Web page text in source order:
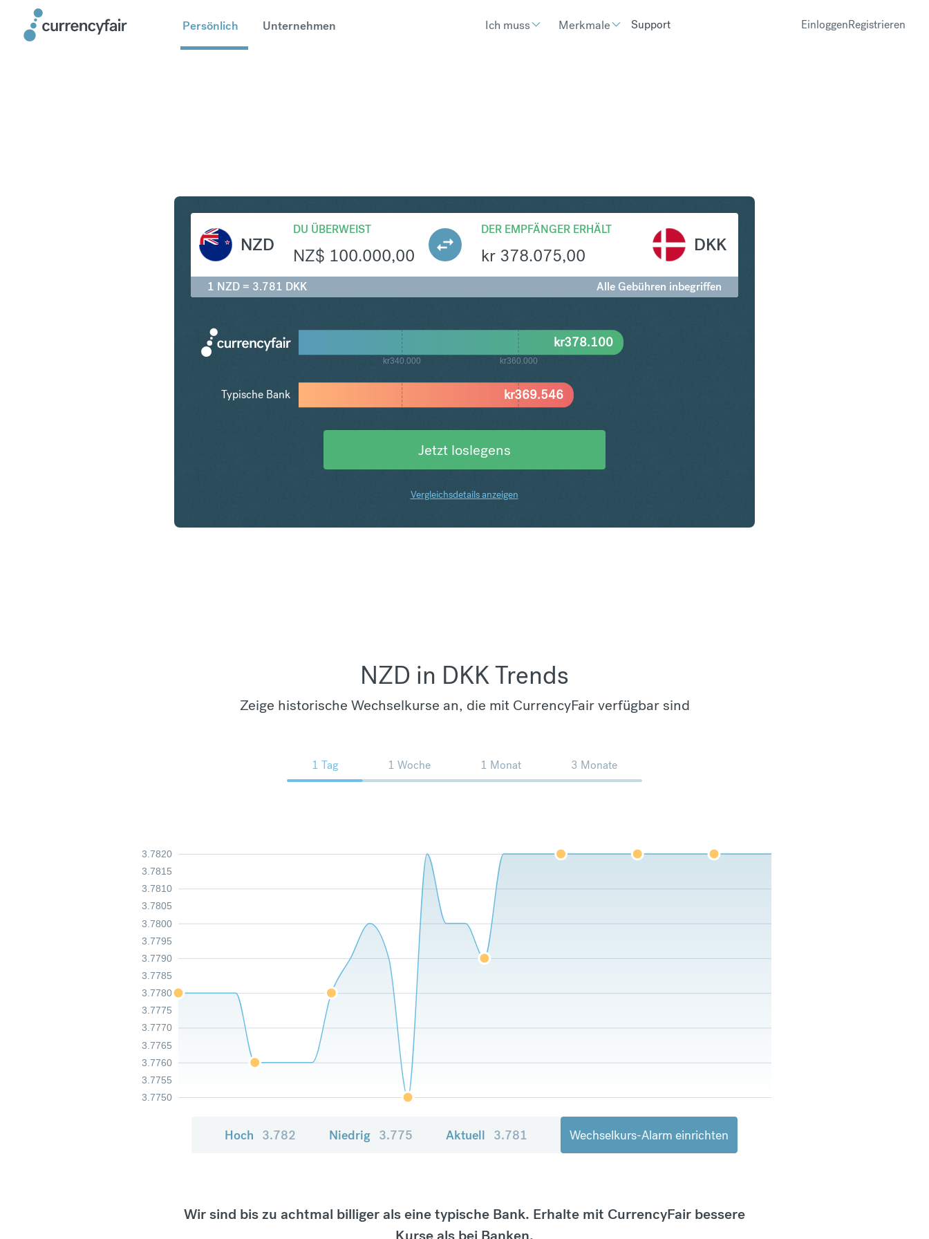
Persönlich Unternehmen Ich muss Merkmale Support EinloggenRegistrieren
NZD
DU ÜBERWEIST
NZ$ 100.000,00
DER EMPFÄNGER ERHÄLT
kr 378.075,00
DKK
1 NZD = 3.781 DKK Alle Gebühren inbegriffen
kr340.000 kr360.000
kr369.546
kr378.100
Typische Bank
Jetzt loslegens
Vergleichsdetails anzeigen
NZD in DKK Trends
Zeige historische Wechselkurse an, die mit CurrencyFair verfügbar sind
1 Tag 1 Woche 1 Monat 3 Monate
3.7750
3.7755
3.7760
3.7765
3.7770
3.7775
3.7780
3.7785
3.7790
3.7795
3.7800
3.7805
3.7810
3.7815
3.7820
Hoch 3.782 Niedrig 3.775 Aktuell 3.781 Wechselkurs-Alarm einrichten
Wir sind bis zu achtmal billiger als eine typische Bank. Erhalte mit CurrencyFair bessere
Kurse als bei Banken.